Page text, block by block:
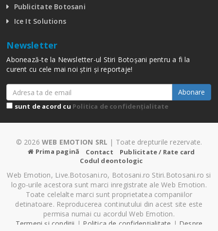
Publicitate Botosani
Ice It Solutions
Newsletter
Abonează-te la Newsletter-ul Stiri Botoșani pentru a fi la
curent cu cele mai noi știri și reportaje!
Abonare
sunt de acord cu Politica de confidențialitate
© 2026 WEB EMOTION SRL | Toate drepturile rezervate.
Prima pagină Contact
Publicitate / Rate card
Codul deontologic
Web Emotion, Live.Botosani.ro, Botosani.ro Stiri.Botosani.ro si
logo-urile acestora sunt marci inregistrate ale Web Emotion.
Toate celelalte marci sunt proprietatea companiilor
detinatoare. Reproducerea continutului din acest site este
permisa numai cu acordul Web Emotion.
Termeni și condiții | Politica de confidențialitate | Despre